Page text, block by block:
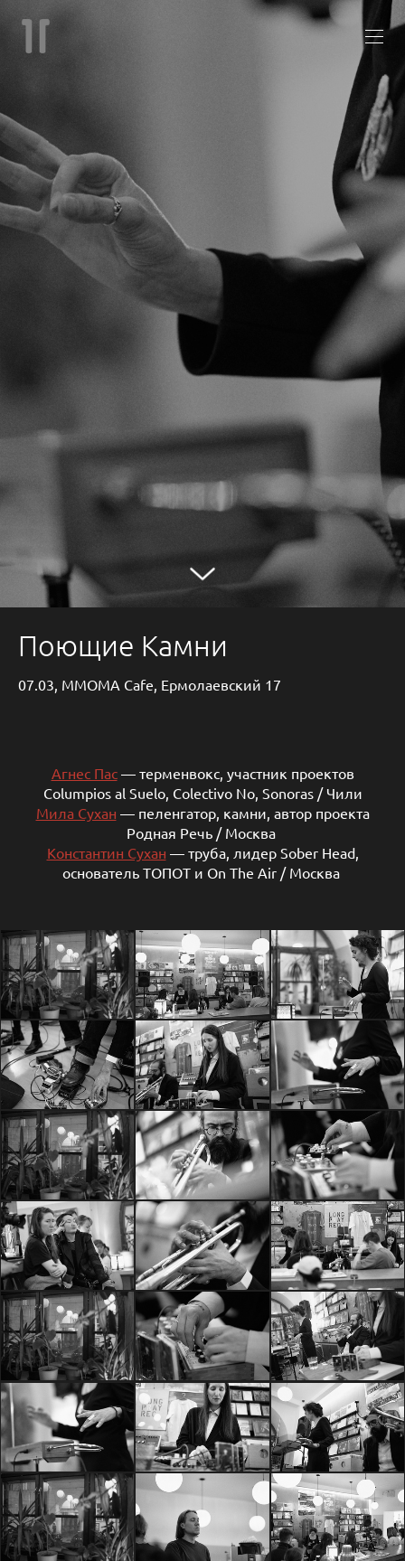
Поющие Камни
07.03, MMOMA Cafe, Ермолаевский 17
Агнес Пас— терменвокс, участник проектов
Columpios al Suelo, Colectivo No, Sonoras / Чили
Мила Сухан — пеленгатор, камни, автор проекта
Родная Речь / Москва
Константин Сухан — труба, лидер Sober Head,
основатель ТОПОТ и On The Air / Москва